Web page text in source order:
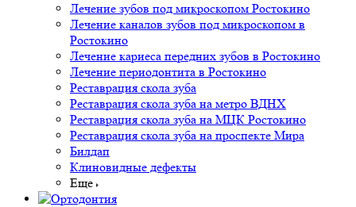
Лечение зубов под микроскопом Ростокино
Лечение каналов зубов под микроскопом в
Ростокино
Лечение кариеса передних зубов в Ростокино
Лечение периодонтита в Ростокино
Реставрация скола зуба
Реставрация скола зуба на метро ВДНХ
Реставрация скола зуба на МЦК Ростокино
Реставрация скола зуба на проспекте Мира
Билдап
Клиновидные дефекты
Еще